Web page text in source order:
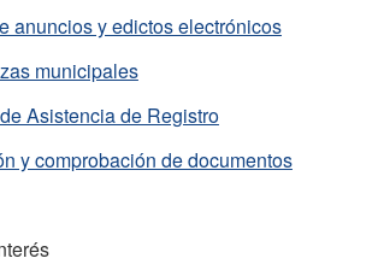
anuncios y edictos electrónicos
municipales
Asistencia de Registro
y comprobación de documentos